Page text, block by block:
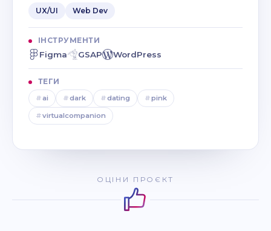
UX/UI
Web Dev
ІНСТРУМЕНТИ
Figma GSAP WordPress
ТЕГИ
#ai #dark #dating #pink
#virtualcompanion
ОЦІНИ ПРОЄКТ